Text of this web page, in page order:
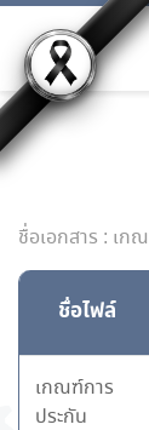
ชื่อเอกสาร : เ
ชื่อไฟล์
เกณฑ์การ
ประกัน